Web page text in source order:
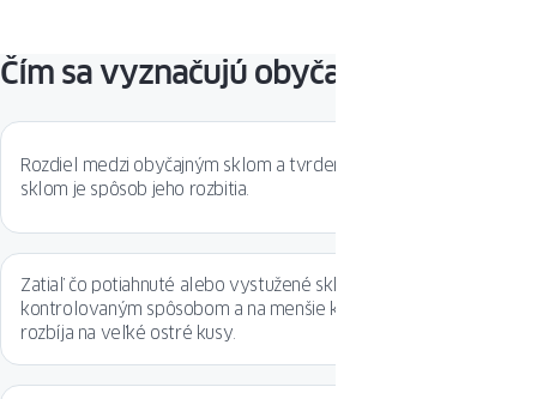
Čím sa vyznačujú obyčajné sklá?
Rozdiel medzi obyčajným sklom a tvrdeným alebo vrstveným
sklom je spôsob jeho rozbitia.
Zatiaľ čo potiahnuté alebo vystužené sklo sa rozbíja
kontrolovaným spôsobom a na menšie kúsky, obyčajné sklo sa
rozbíja na veľké ostré kusy.